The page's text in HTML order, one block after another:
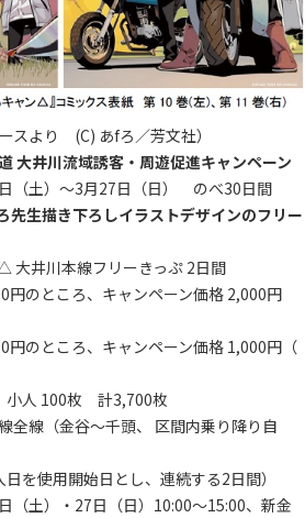
ースより (C) あfろ／芳文社）
大井川流域誘客・周遊促進キャンペーン
（土）～3月27日（日） のべ30日間
先生描き下ろしイラストデザインのフリー
大井川本線フリーきっぷ 2日間
円のところ、キャンペーン価格 2,000円
ろ、キャンペーン価格 1,000円（
小人 100枚 計3,700枚
全線（金谷～千頭、 区間内乗り降り自
を使用開始日とし、連続する2日間）
（土）・27日（日）10:00～15:00、新金